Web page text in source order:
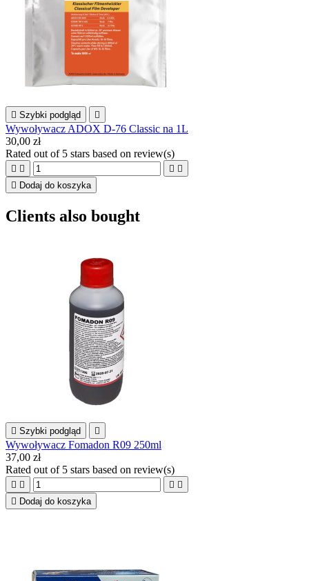
 Szybki podgląd 
Wywoływacz ADOX D-76 Classic na 1L
30,00 zł
Rated out of 5 stars based on review(s)
   
 Dodaj do koszyka
Clients also bought
 Szybki podgląd 
Wywoływacz Fomadon R09 250ml
37,00 zł
Rated out of 5 stars based on review(s)
   
 Dodaj do koszyka